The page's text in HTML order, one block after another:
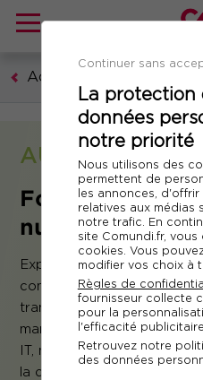
Continuer sans
La protection
données
notre priorité
Nous utilisons des
permettent de
les annonces,
relatives aux médias
notre trafic. En
site Comundi.fr,
cookies. Vous
modifier vos choix à
Règles de
fournisseur collecte
pour la
l'efficacité publicitaire.
Retrouvez notre
des données
Accueil
AUTRES
Formation IT ‑
numériques
Explorez nos formations
compétences clés pour
transformation digitale de
manager les systèmes
IT, maîtriser le cloud et la
la cybersécurité, au